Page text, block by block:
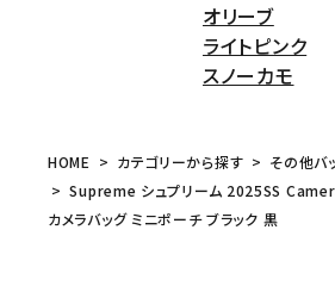
オリーブ
ライトピンク
スノーカモ
HOME カテゴリーから探す
その他バ
Supreme シュプリーム 2025SS
カメラバッグ ミニポーチ ブラック 黒